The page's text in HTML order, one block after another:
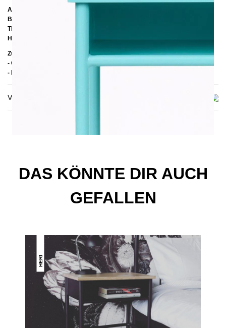
Abmessungen
Breite:
Tiefe:
Höhe:
Zusätzliche Informationen
- Gestell: Pulverbeschichteter Stahl
- Handmade
Versand & Lieferung
DAS KÖNNTE DIR AUCH
GEFALLEN
HERI